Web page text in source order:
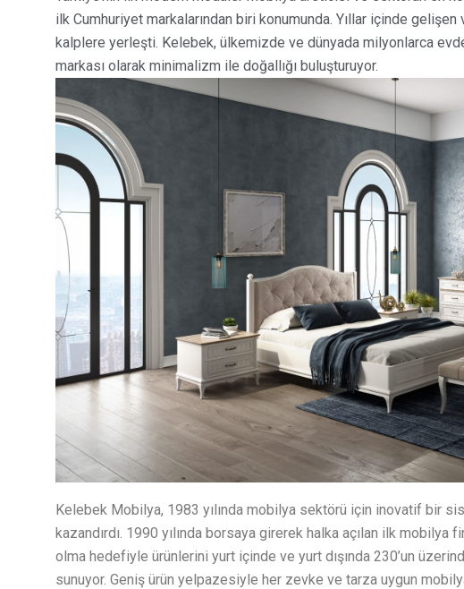
ilk Cumhuriyet markalarından biri konumunda. Yıllar içinde
kalplere yerleşti. Kelebek, ülkemizde ve dünyada milyonlarca
markası olarak minimalizm ile doğallığı buluşturuyor.
Kelebek Mobilya, 1983 yılında mobilya sektörü için inovatif bir
kazandırdı. 1990 yılında borsaya girerek halka açılan ilk
olma hedefiyle ürünlerini yurt içinde ve yurt dışında 230’un
sunuyor. Geniş ürün yelpazesiyle her zevke ve tarza uygun